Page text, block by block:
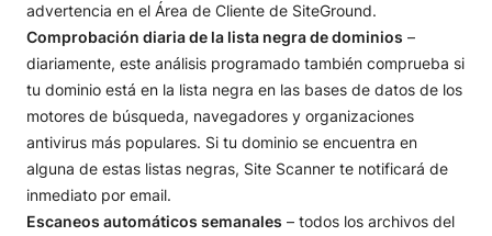
advertencia en el Área de Cliente de SiteGround.
Comprobación diaria de la lista negra de dominios –
diariamente, este análisis programado también comprueba si
tu dominio está en la lista negra en las bases de datos de los
motores de búsqueda, navegadores y organizaciones
antivirus más populares. Si tu dominio se encuentra en
alguna de estas listas negras, Site Scanner te notificará de
inmediato por email.
Escaneos automáticos semanales – todos los archivos del